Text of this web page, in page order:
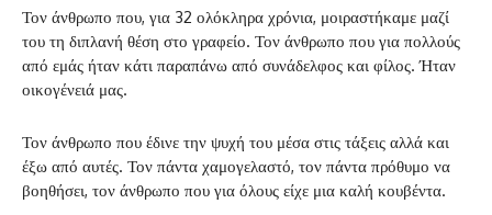
Τον άνθρωπο που, για 32 ολόκληρα χρόνια, μοιραστήκαμε μαζί
του τη διπλανή θέση στο γραφείο. Τον άνθρωπο που για πολλούς
από εμάς ήταν κάτι παραπάνω από συνάδελφος και φίλος. Ήταν
οικογένειά μας.
Τον άνθρωπο που έδινε την ψυχή του μέσα στις τάξεις αλλά και
έξω από αυτές. Τον πάντα χαμογελαστό, τον πάντα πρόθυμο να
βοηθήσει, τον άνθρωπο που για όλους είχε μια καλή κουβέντα.